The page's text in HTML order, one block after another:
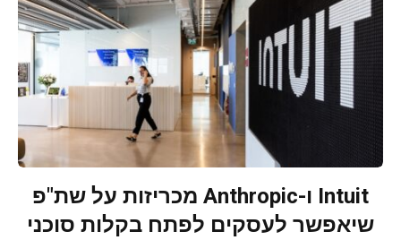
Intuit ו-Anthropic מכריזות על שת"פ
שיאפשר לעסקים לפתח בקלות סוכני